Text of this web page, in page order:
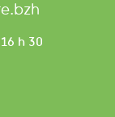
h 30